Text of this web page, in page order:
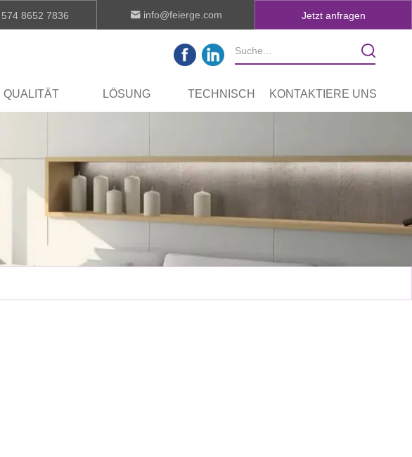
8652 7836 info@feierge.com Jetzt anfragen
QUALITÄT LÖSUNG TECHNISCH KONTAKTIERE UNS